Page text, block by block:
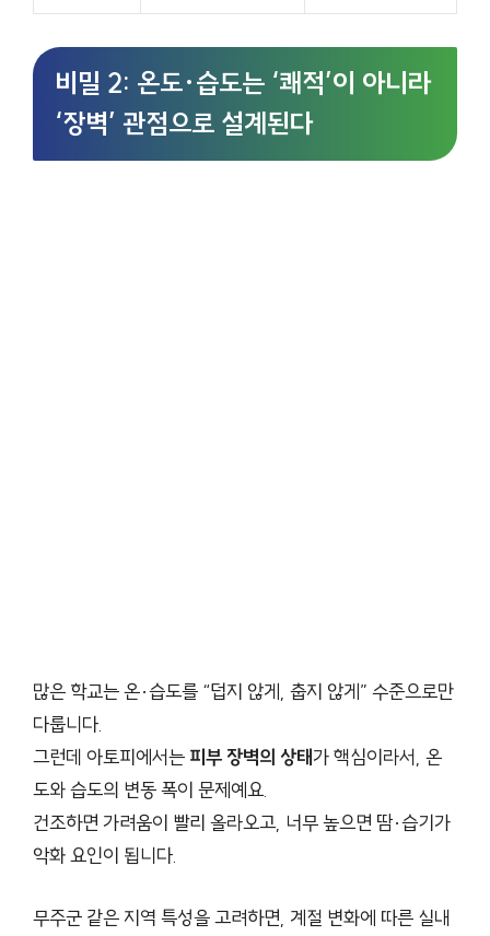
비밀 2: 온도·습도는 ‘쾌적’이 아니라
‘장벽’ 관점으로 설계된다
많은 학교는 온·습도를 “덥지 않게, 춥지 않게” 수준으로만
다룹니다.
그런데 아토피에서는 피부 장벽의 상태가 핵심이라서, 온
도와 습도의 변동 폭이 문제예요.
건조하면 가려움이 빨리 올라오고, 너무 높으면 땀·습기가
악화 요인이 됩니다.
무주군 같은 지역 특성을 고려하면, 계절 변화에 따른 실내